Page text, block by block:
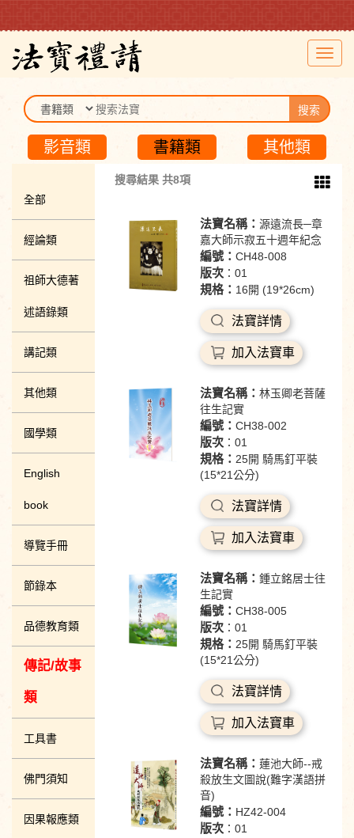
搜索
影音類 書籍類 其他類
全部
經論類
祖師大德著
述語錄類
講記類
其他類
國學類
English
book
導覽手冊
節錄本
品德教育類
傳記/故事
類
工具書
佛門須知
因果報應類
搜尋結果 共8項
法寶名稱： 源遠流長─章
嘉大師示寂五十週年紀念
編號： CH48-008
版次：01
規格： 16開 (19*26cm)
法寶詳情
加入法寶車
法寶名稱： 林玉卿老菩薩
往生記實
編號： CH38-002
版次：01
規格： 25開 騎馬釘平裝
(15*21公分)
法寶詳情
加入法寶車
法寶名稱： 鍾立銘居士往
生記實
編號： CH38-005
版次：01
規格： 25開 騎馬釘平裝
(15*21公分)
法寶詳情
加入法寶車
法寶名稱： 蓮池大師--戒
殺放生文圖說(難字漢語拼
音)
編號： HZ42-004
版次：01